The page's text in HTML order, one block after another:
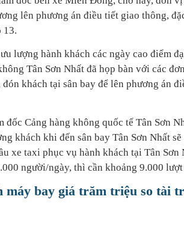
lên phương án điều tiết giao thông,
13.
lượng hành khách các ngày cao điểm
Tân Sơn Nhất đã họp bàn với các
khách tại sân bay để lên phương án
Cảng hàng không quốc tế Tân Sơn
khách khi đến sân bay Tân Sơn Nhất
xe taxi phục vụ hành khách tại Tân Sơn
người/ngày, thì cần khoảng 9.000
máy bay giá trăm triệu so tài